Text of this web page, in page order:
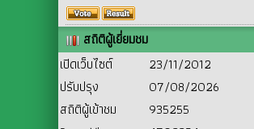
สถิติผู้เยี่ยมชม
เปิดเว็บไซต์
23/11/2012
ปรับปรุง
07/08/2026
สถิติผู้เข้าชม
935255